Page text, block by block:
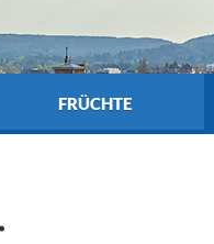
FRÜCHTE